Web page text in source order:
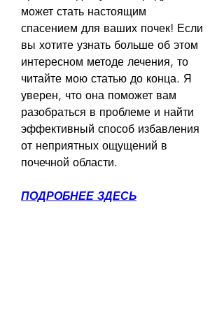
может стать настоящим
спасением для ваших почек! Если
вы хотите узнать больше об этом
интересном методе лечения, то
читайте мою статью до конца. Я
уверен, что она поможет вам
разобраться в проблеме и найти
эффективный способ избавления
от неприятных ощущений в
почечной области.
ПОДРОБНЕЕ ЗДЕСЬ